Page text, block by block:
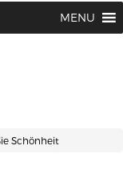
MENU
Schönheit